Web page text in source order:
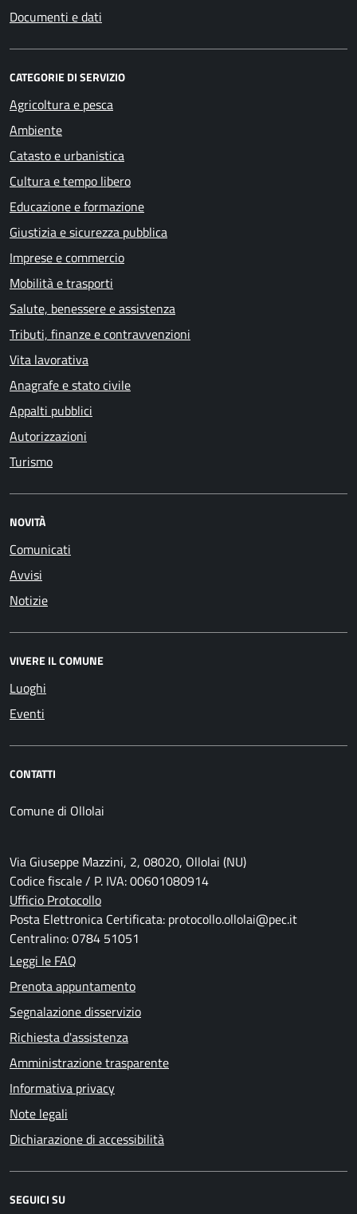
Documenti e dati
CATEGORIE DI SERVIZIO
Agricoltura e pesca
Ambiente
Catasto e urbanistica
Cultura e tempo libero
Educazione e formazione
Giustizia e sicurezza pubblica
Imprese e commercio
Mobilità e trasporti
Salute, benessere e assistenza
Tributi, finanze e contravvenzioni
Vita lavorativa
Anagrafe e stato civile
Appalti pubblici
Autorizzazioni
Turismo
NOVITÀ
Comunicati
Avvisi
Notizie
VIVERE IL COMUNE
Luoghi
Eventi
CONTATTI
Comune di Ollolai
Via Giuseppe Mazzini, 2, 08020, Ollolai (NU)
Codice fiscale / P. IVA: 00601080914
Ufficio Protocollo
Posta Elettronica Certificata: protocollo.ollolai@pec.it
Centralino: 0784 51051
Leggi le FAQ
Prenota appuntamento
Segnalazione disservizio
Richiesta d'assistenza
Amministrazione trasparente
Informativa privacy
Note legali
Dichiarazione di accessibilità
SEGUICI SU